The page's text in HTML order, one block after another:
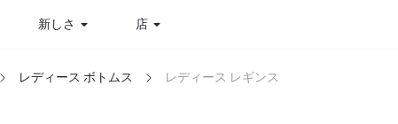
新しさ 店
レディース ボトムス レディース レギンス